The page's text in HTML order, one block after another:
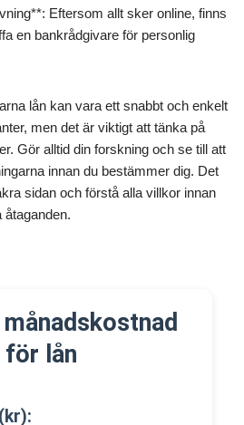
Eftersom allt sker online, finns
en bankrådgivare för personlig
lån kan vara ett snabbt och enkelt
men det är viktigt att tänka på
Gör alltid din forskning och se till att
innan du bestämmer dig. Det
sidan och förstå alla villkor innan
för lån